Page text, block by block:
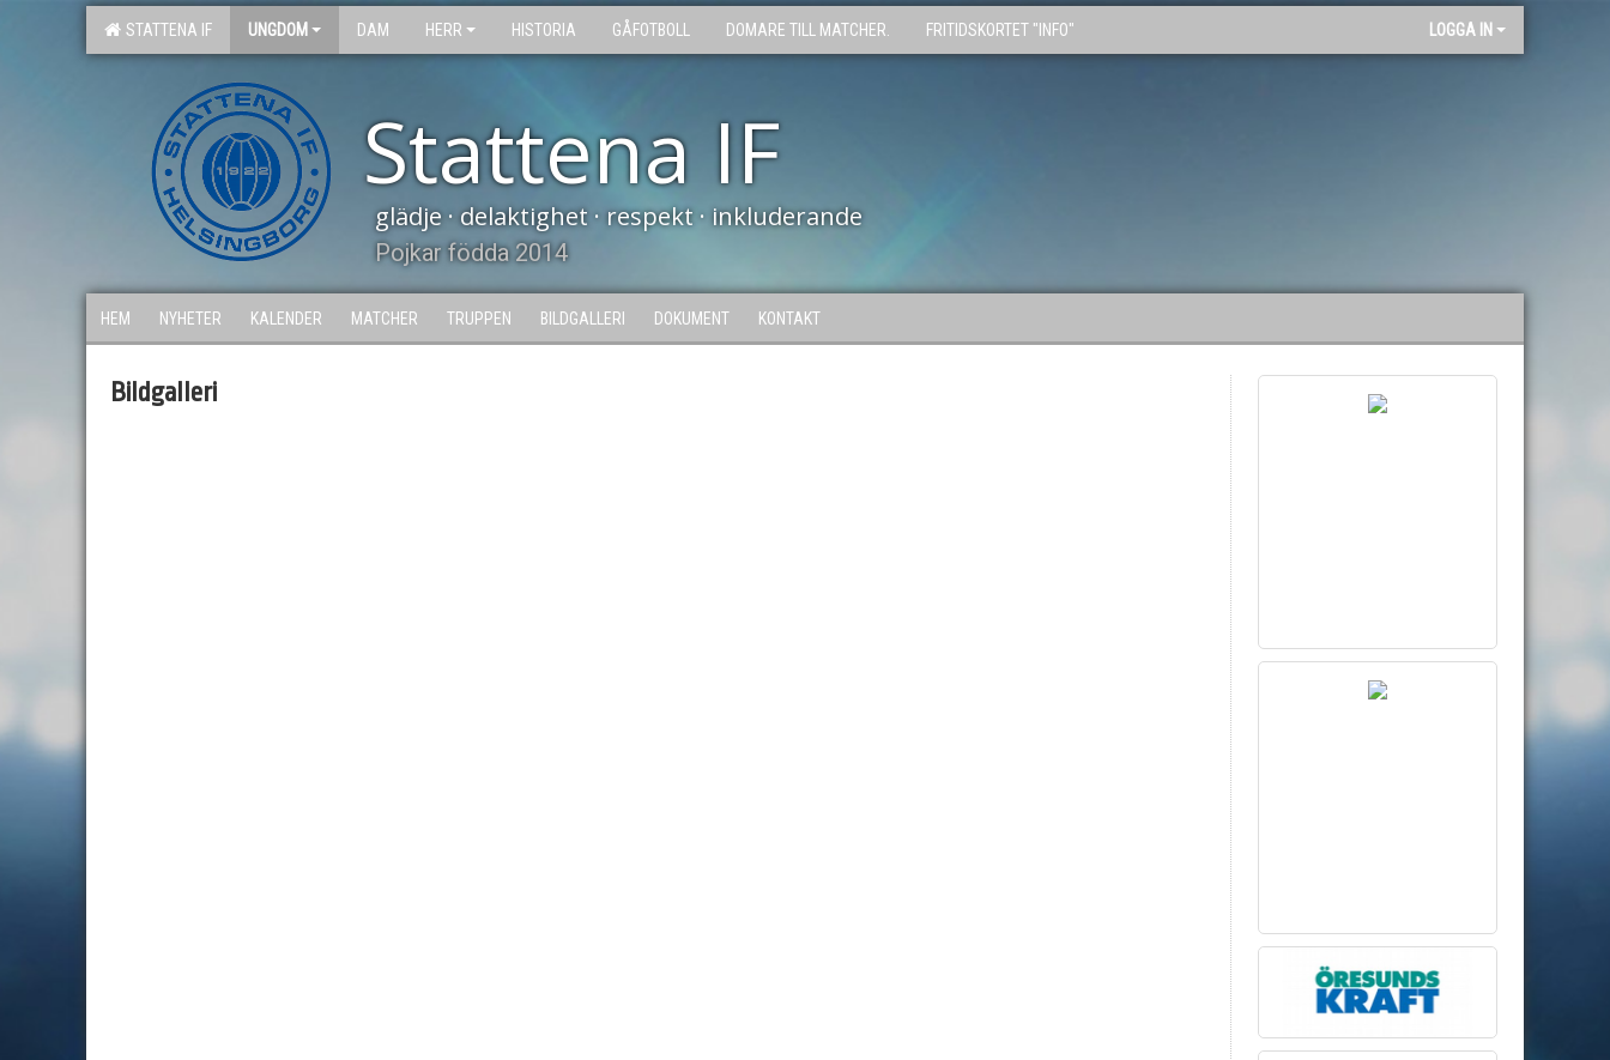
STATTENA IF UNGDOM DAM HERR HISTORIA GÅFOTBOLL DOMARE TILL MATCHER. FRITIDSKORTET "INFO" LOGGA IN
Stattena IF
glädje · delaktighet · respekt · inkluderande
Pojkar födda 2014
HEM NYHETER KALENDER MATCHER TRUPPEN BILDGALLERI DOKUMENT KONTAKT
Bildgalleri